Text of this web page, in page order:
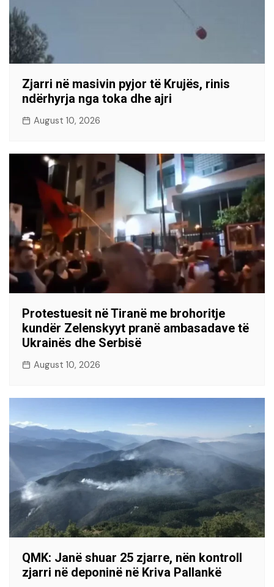
Zjarri në masivin pyjor të Krujës, rinis
ndërhyrja nga toka dhe ajri
August 10, 2026
Protestuesit në Tiranë me brohoritje
kundër Zelenskyyt pranë ambasadave të
Ukrainës dhe Serbisë
August 10, 2026
QMK: Janë shuar 25 zjarre, nën kontroll
zjarri në deponinë në Kriva Pallankë